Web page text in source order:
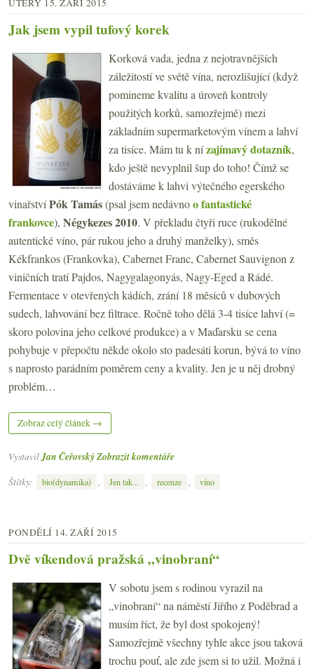
Jak jsem vypil tufový korek
Korková vada, jedna z nejotravnějších
záležitostí ve světě vína, nerozlišující (když
pomineme kvalitu a úroveň kontroly
použitých korků, samozřejmě) mezi
základním supermarketovým vínem a lahví
za tisíce. Mám tu k nízajímavý dotazník,
kdo ještě nevyplnil šup do toho! Čímž se
dostáváme k lahvi výtečného egerského
vinařstvíPók Tamás(psal jsem nedávnoo fantastické
frankovce), Négykezes 2010. V překladu čtyři ruce (rukodělné
autentické víno, pár rukou jeho a druhý manželky), směs
Kékfrankos (Frankovka), Cabernet Franc, Cabernet Sauvignon z
viničních tratí Pajdos, Nagygalagonyás, Nagy-Eged a Rádé.
Fermentace v otevřených kádích, zrání 18 měsíců v dubových
sudech, lahvování bez filtrace. Ročně toho dělá 3-4 tisíce lahví (=
skoro polovina jeho celkové produkce) a v Maďarsku se cena
pohybuje v přepočtu někde okolo sto padesáti korun, bývá to víno
s naprosto parádním poměrem ceny a kvality. Jen je u něj drobný
problém…
Zobraz celý článek →
Vystavil Jan ČeřovskýZobrazit komentáře
Štítky:
bio(dynamika) , Jen tak... , recenze , víno
PONDĚLÍ 14. ZÁŘÍ 2015
Dvě víkendová pražská „vinobraní“
V sobotu jsem s rodinou vyrazil na
„vinobraní“ na náměstí Jiřího z Poděbrad a
musím říct, že byl dost spokojený!
Samozřejmě všechny tyhle akce jsou taková
trochu pouť, ale zde jsem si to užil. Možná i